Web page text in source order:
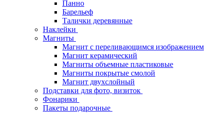
Панно
Барельеф
Талички деревянные
Наклейки
Магниты
Магнит с переливающимся изображением
Магнит керамический
Магниты объемные пластиковые
Магниты покрытые смолой
Магнит двухслойный
Подставки для фото, визиток
Фонарики
Пакеты подарочные